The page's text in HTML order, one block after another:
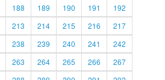
188 189 190 191
192
213 214 215 216
217
238 239 240 241
242
263 264 265 266
267